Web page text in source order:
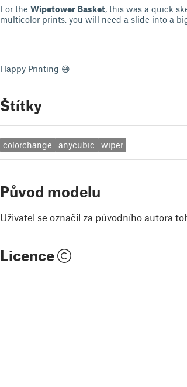
For the Wipetower Basket, this was a quick
multicolor prints, you will need a slide into a
Happy Printing 😄
Štítky
colorchange anycubic wiper
Původ modelu
Uživatel se označil za původního autora
Licence